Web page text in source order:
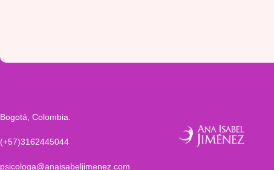
Bogotá, Colombia.
(+57)3162445044
psicologa@anaisabeljimenez.com